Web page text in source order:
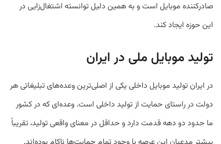
صادرکننده موبایل است و به همین دلیل توانسته اشتغال‌زایی در
این حوزه ایجاد کند.
تولید موبایل ملی در ایران
در ایران تولید موبایل داخلی یکی از اصلی‌ترین وعده‌های تبلیغاتی هر
دولت در راستای حمایت از تولید داخلی است. وعده‌ای که در کشور
ما حدود دو دهه قدمت دارد و حداقل در معنای واقعی تولید، تقریباً